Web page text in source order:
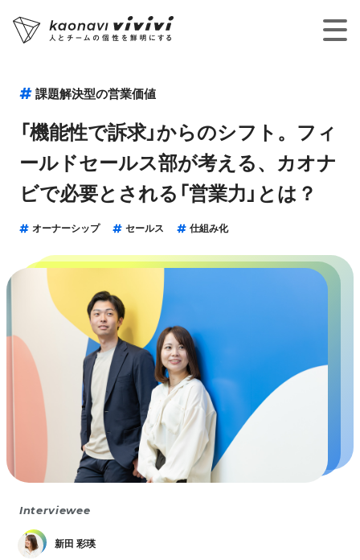
課題解決型の営業価値
「機能性で訴求」からのシフト。フィ
ールドセールス部が考える、カオナ
ビで必要とされる「営業力」とは？
オーナーシップ セールス 仕組み化
Interviewee
新田 彩瑛